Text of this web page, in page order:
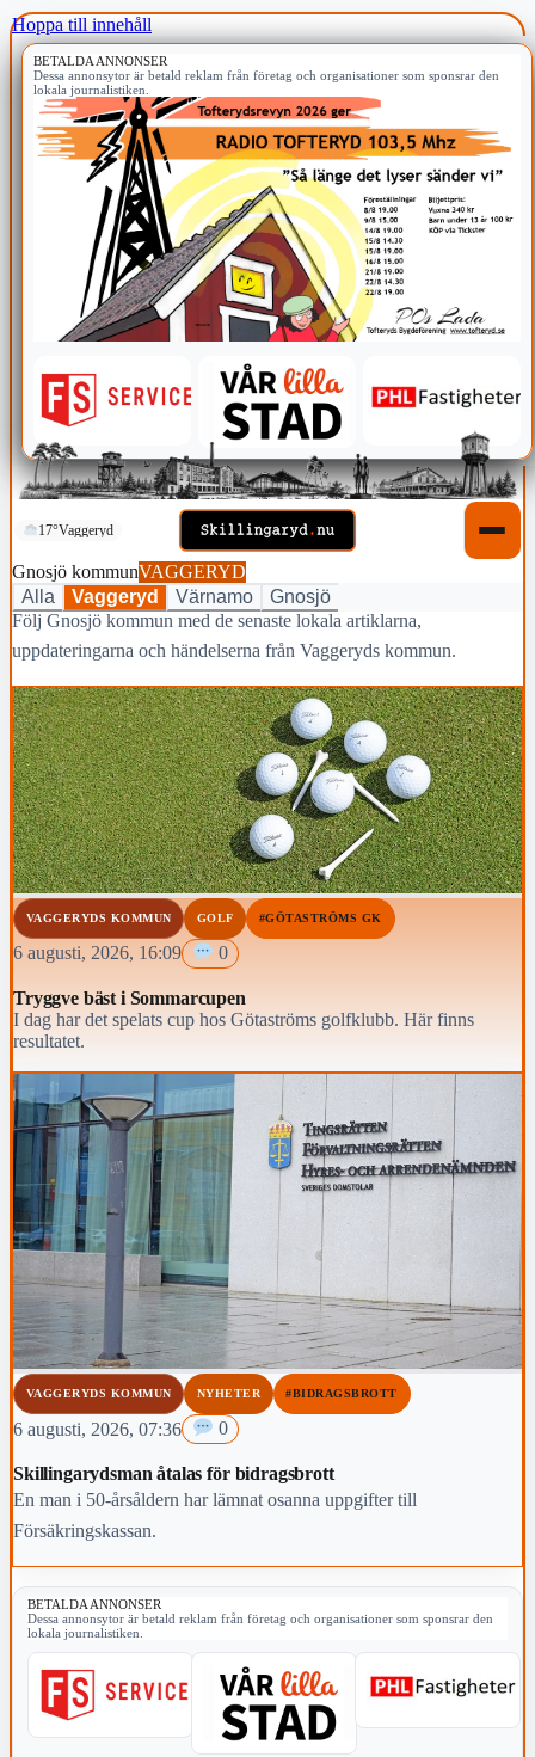
Hoppa till innehåll
BETALDA ANNONSER
Dessa annonsytor är betald reklam från företag och organisationer som sponsrar den
lokala journalistiken.
17°Vaggeryd
Gnosjö kommunVAGGERYD
Alla
Vaggeryd Värnamo
Gnosjö
Följ Gnosjö kommun med de senaste lokala artiklarna,
uppdateringarna och händelserna från Vaggeryds kommun.
VAGGERYDS KOMMUN GOLF #GÖTASTRÖMS GK
6 augusti, 2026, 16:09 0
Tryggve bäst i Sommarcupen
I dag har det spelats cup hos Götaströms golfklubb. Här finns
resultatet.
VAGGERYDS KOMMUN NYHETER #BIDRAGSBROTT
6 augusti, 2026, 07:36 0
Skillingarydsman åtalas för bidragsbrott
En man i 50-årsåldern har lämnat osanna uppgifter till
Försäkringskassan.
BETALDA ANNONSER
Dessa annonsytor är betald reklam från företag och organisationer som sponsrar den
lokala journalistiken.